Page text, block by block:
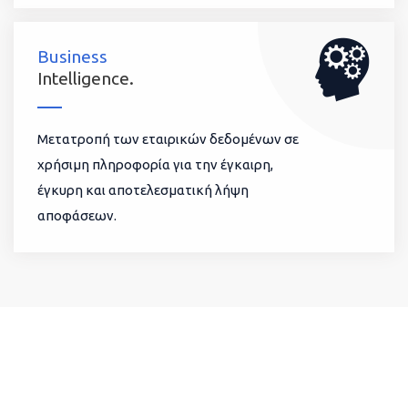
Business
Intelligence.
Μετατροπή των εταιρικών δεδομένων σε
χρήσιμη πληροφορία για την έγκαιρη,
έγκυρη και αποτελεσματική λήψη
αποφάσεων.